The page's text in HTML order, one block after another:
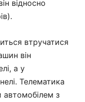
відносно
втручатися
він
а у
Телематика
автомобілем з